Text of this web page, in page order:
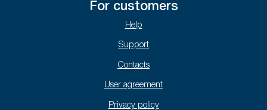
For customers
Help
Support
Contacts
User agreement
Privacy policy